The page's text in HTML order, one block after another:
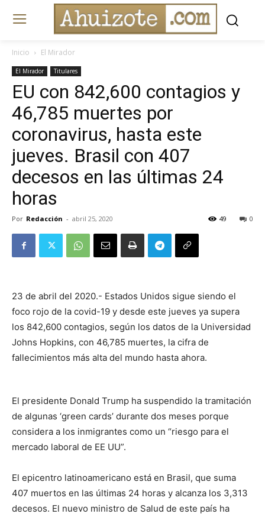
Inicio El Mirador
El Mirador Titulares
EU con 842,600 contagios y
46,785 muertes por
coronavirus, hasta este
jueves. Brasil con 407
decesos en las últimas 24
horas
Por Redacción - abril 25, 2020 0
49
23 de abril del 2020.- Estados Unidos sigue siendo el
foco rojo de la covid-19 y desde este jueves ya supera
los 842,600 contagios, según los datos de la Universidad
Johns Hopkins, con 46,785 muertes, la cifra de
fallecimientos más alta del mundo hasta ahora.
El presidente Donald Trump ha suspendido la tramitación
de algunas ‘green cards’ durante dos meses porque
considera a los inmigrantes como un “riesgo para el
mercado laboral de EE UU”.
El epicentro latinoamericano está en Brasil, que suma
407 muertos en las últimas 24 horas y alcanza los 3,313
decesos. El nuevo ministro de Salud de este país ha